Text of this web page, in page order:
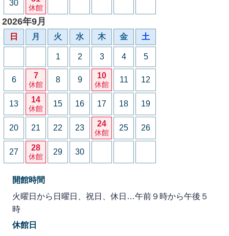
30
休館
2026年9月
日 月 火 水 木 金 土
1 2 3 4 5
6 7
休館
8 9 10
休館
11 12
13 14
休館
15 16 17 18 19
20 21 22 23 24
休館
25 26
27 28
休館
29 30
開館時間
火曜日から日曜日、祝日、休日…午前９時から午後５
時
休館日